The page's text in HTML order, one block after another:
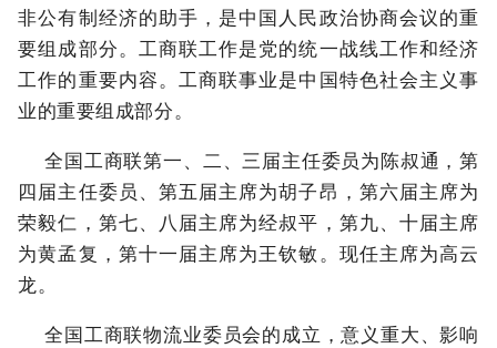
非公有制经济的助手，是中国人民政治协商会议的重
要组成部分。工商联工作是党的统一战线工作和经济
工作的重要内容。工商联事业是中国特色社会主义事
业的重要组成部分。
全国工商联第一、二、三届主任委员为陈叔通，第
四届主任委员、第五届主席为胡子昂，第六届主席为
荣毅仁，第七、八届主席为经叔平，第九、十届主席
为黄孟复，第十一届主席为王钦敏。现任主席为高云
龙。
全国工商联物流业委员会的成立，意义重大、影响